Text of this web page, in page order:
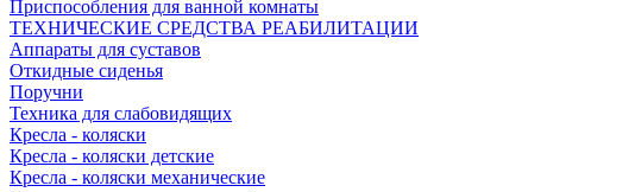
Приспособления для ванной комнаты
ТЕХНИЧЕСКИЕ СРЕДСТВА РЕАБИЛИТАЦИИ
Аппараты для суставов
Откидные сиденья
Поручни
Техника для слабовидящих
Кресла - коляски
Кресла - коляски детские
Кресла - коляски механические